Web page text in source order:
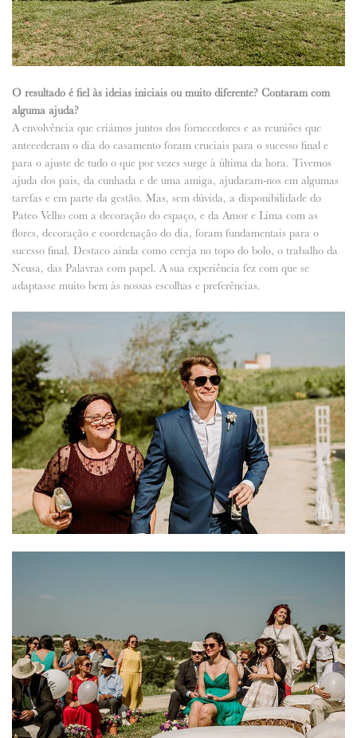
O resultado é fiel às ideias iniciais ou muito diferente? Contaram com
alguma ajuda?
A envolvência que criámos juntos dos fornecedores e as reuniões que
antecederam o dia do casamento foram cruciais para o sucesso final e
para o ajuste de tudo o que por vezes surge à última da hora. Tivemos
ajuda dos pais, da cunhada e de uma amiga, ajudaram-nos em algumas
tarefas e em parte da gestão. Mas, sem dúvida, a disponibilidade do
Pateo Velho com a decoração do espaço, e da Amor e Lima com as
flores, decoração e coordenação do dia, foram fundamentais para o
sucesso final. Destaco ainda como cereja no topo do bolo, o trabalho da
Neusa, das Palavras com papel. A sua experiência fez com que se
adaptasse muito bem às nossas escolhas e preferências.